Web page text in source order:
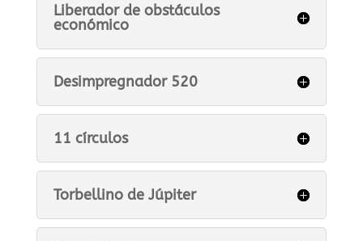
Liberador de obstáculos
económico
Desimpregnador 520
11 círculos
Torbellino de Júpiter